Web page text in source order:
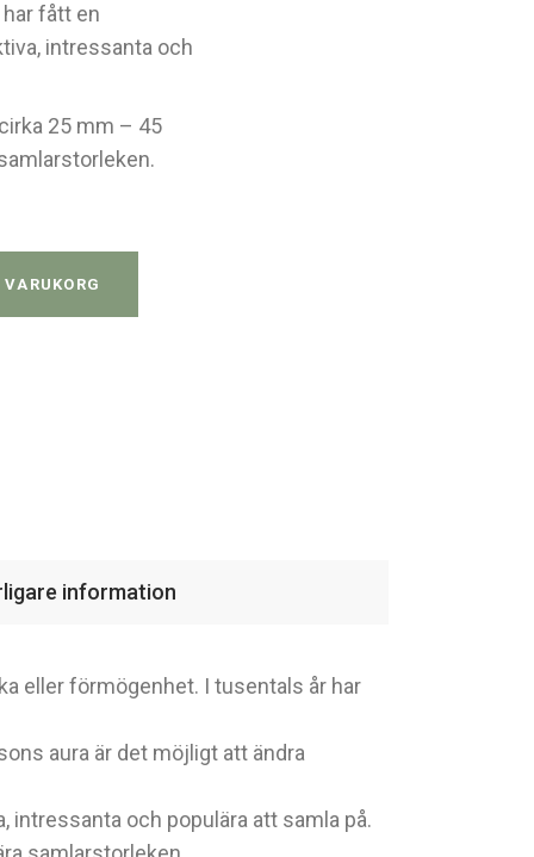
fått en
intressanta och
25 mm – 45
quantity
information
eller förmögenhet. I tusentals år har
aura är det möjligt att ändra
och populära att samla på.